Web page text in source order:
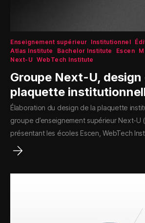
Enseignement supérieur Institutionnel
Atlas Institute
Bachelor Institute Escen
Next-U WebTech Institute
Groupe Next-U, design
plaquette
Élaboration du design de la plaquette
groupe d’enseignement supérieur Next-U
présentant les écoles Escen, WebTech